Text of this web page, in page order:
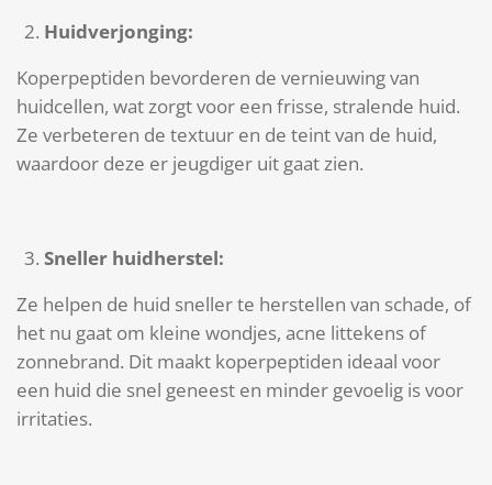
Huidverjonging:
Koperpeptiden bevorderen de vernieuwing van
huidcellen, wat zorgt voor een frisse, stralende huid.
Ze verbeteren de textuur en de teint van de huid,
waardoor deze er jeugdiger uit gaat zien.
Sneller huidherstel:
Ze helpen de huid sneller te herstellen van schade, of
het nu gaat om kleine wondjes, acne littekens of
zonnebrand. Dit maakt koperpeptiden ideaal voor
een huid die snel geneest en minder gevoelig is voor
irritaties.